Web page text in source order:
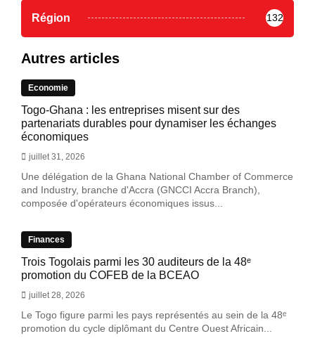
Région 132
Autres articles
Economie
Togo-Ghana : les entreprises misent sur des
partenariats durables pour dynamiser les échanges
économiques
juillet 31, 2026
Une délégation de la Ghana National Chamber of Commerce
and Industry, branche d'Accra (GNCCI Accra Branch),
composée d'opérateurs économiques issus...
Finances
Trois Togolais parmi les 30 auditeurs de la 48ᵉ
promotion du COFEB de la BCEAO
juillet 28, 2026
Le Togo figure parmi les pays représentés au sein de la 48ᵉ
promotion du cycle diplômant du Centre Ouest Africain...